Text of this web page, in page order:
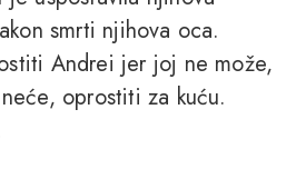
smrti njihova oca.
Andrei jer joj ne može,
oprostiti za kuću.